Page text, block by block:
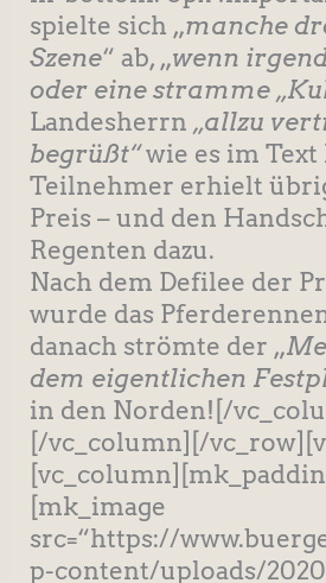
spielte sich „manche
Szene“ ab, „wenn
oder eine stramme
Landesherrn „allzu
begrüßt“wie es im Text
Teilnehmer erhielt
Preis – und den
Regenten dazu.
Nach dem Defilee der
wurde das
danach strömte der „
dem eigentlichen
in den Norden![/
[/vc_column][/
[mk_image
src=“https://
p-content/uploads/